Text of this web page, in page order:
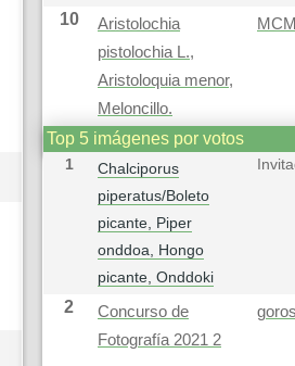
10
Aristolochia
pistolochia L.,
Aristoloquia menor,
Meloncillo.
Top 5 imágenes por votos
1
Chalciporus
piperatus/Boleto
picante, Piper
onddoa, Hongo
picante, Onddoki
2
Concurso de
Fotografía 2021 2